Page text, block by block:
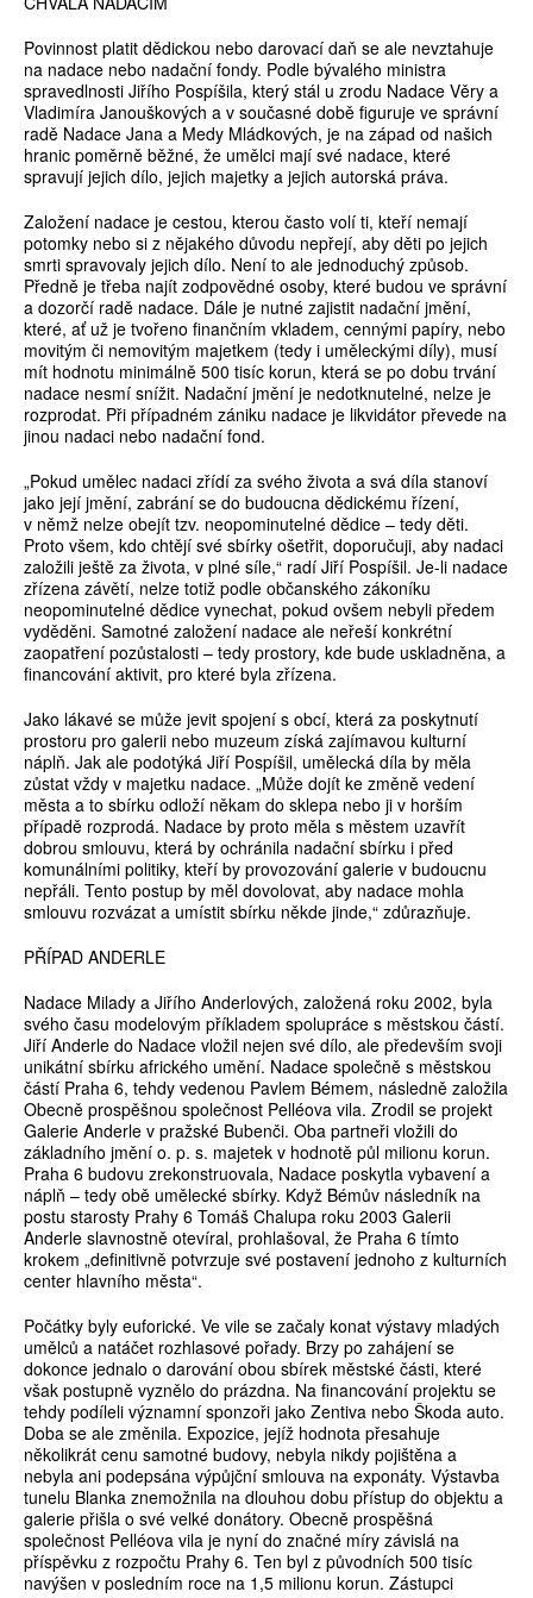
Povinnost platit dědickou nebo darovací daň se ale nevztahuje
na nadace nebo nadační fondy. Podle bývalého ministra
spravedlnosti Jiřího Pospíšila, který stál u zrodu Nadace Věry a
Vladimíra Janouškových a v současné době figuruje ve správní
radě Nadace Jana a Medy Mládkových, je na západ od našich
hranic poměrně běžné, že umělci mají své nadace, které
spravují jejich dílo, jejich majetky a jejich autorská práva.
Založení nadace je cestou, kterou často volí ti, kteří nemají
potomky nebo si z nějakého důvodu nepřejí, aby děti po jejich
smrti spravovaly jejich dílo. Není to ale jednoduchý způsob.
Předně je třeba najít zodpovědné osoby, které budou ve správní
a dozorčí radě nadace. Dále je nutné zajistit nadační jmění,
které, ať už je tvořeno finančním vkladem, cennými papíry, nebo
movitým či nemovitým majetkem (tedy i uměleckými díly), musí
mít hodnotu minimálně 500 tisíc korun, která se po dobu trvání
nadace nesmí snížit. Nadační jmění je nedotknutelné, nelze je
rozprodat. Při případném zániku nadace je likvidátor převede na
jinou nadaci nebo nadační fond.
„Pokud umělec nadaci zřídí za svého života a svá díla stanoví
jako její jmění, zabrání se do budoucna dědickému řízení,
v němž nelze obejít tzv. neopominutelné dědice – tedy děti.
Proto všem, kdo chtějí své sbírky ošetřit, doporučuji, aby nadaci
založili ještě za života, v plné síle,“ radí Jiří Pospíšil. Je-li nadace
zřízena závětí, nelze totiž podle občanského zákoníku
neopominutelné dědice vynechat, pokud ovšem nebyli předem
vyděděni. Samotné založení nadace ale neřeší konkrétní
zaopatření pozůstalosti – tedy prostory, kde bude uskladněna, a
financování aktivit, pro které byla zřízena.
Jako lákavé se může jevit spojení s obcí, která za poskytnutí
prostoru pro galerii nebo muzeum získá zajímavou kulturní
náplň. Jak ale podotýká Jiří Pospíšil, umělecká díla by měla
zůstat vždy v majetku nadace. „Může dojít ke změně vedení
města a to sbírku odloží někam do sklepa nebo ji v horším
případě rozprodá. Nadace by proto měla s městem uzavřít
dobrou smlouvu, která by ochránila nadační sbírku i před
komunálními politiky, kteří by provozování galerie v budoucnu
nepřáli. Tento postup by měl dovolovat, aby nadace mohla
smlouvu rozvázat a umístit sbírku někde jinde,“ zdůrazňuje.
PŘÍPAD ANDERLE
Nadace Milady a Jiřího Anderlových, založená roku 2002, byla
svého času modelovým příkladem spolupráce s městskou částí.
Jiří Anderle do Nadace vložil nejen své dílo, ale především svoji
unikátní sbírku afrického umění. Nadace společně s městskou
částí Praha 6, tehdy vedenou Pavlem Bémem, následně založila
Obecně prospěšnou společnost Pelléova vila. Zrodil se projekt
Galerie Anderle v pražské Bubenči. Oba partneři vložili do
základního jmění o. p. s. majetek v hodnotě půl milionu korun.
Praha 6 budovu zrekonstruovala, Nadace poskytla vybavení a
náplň – tedy obě umělecké sbírky. Když Bémův následník na
postu starosty Prahy 6 Tomáš Chalupa roku 2003 Galerii
Anderle slavnostně otevíral, prohlašoval, že Praha 6 tímto
krokem „definitivně potvrzuje své postavení jednoho z kulturních
center hlavního města“.
Počátky byly euforické. Ve vile se začaly konat výstavy mladých
umělců a natáčet rozhlasové pořady. Brzy po zahájení se
dokonce jednalo o darování obou sbírek městské části, které
však postupně vyznělo do prázdna. Na financování projektu se
tehdy podíleli významní sponzoři jako Zentiva nebo Škoda auto.
Doba se ale změnila. Expozice, jejíž hodnota přesahuje
několikrát cenu samotné budovy, nebyla nikdy pojištěna a
nebyla ani podepsána výpůjční smlouva na exponáty. Výstavba
tunelu Blanka znemožnila na dlouhou dobu přístup do objektu a
galerie přišla o své velké donátory. Obecně prospěšná
společnost Pelléova vila je nyní do značné míry závislá na
příspěvku z rozpočtu Prahy 6. Ten byl z původních 500 tisíc
navýšen v posledním roce na 1,5 milionu korun. Zástupci